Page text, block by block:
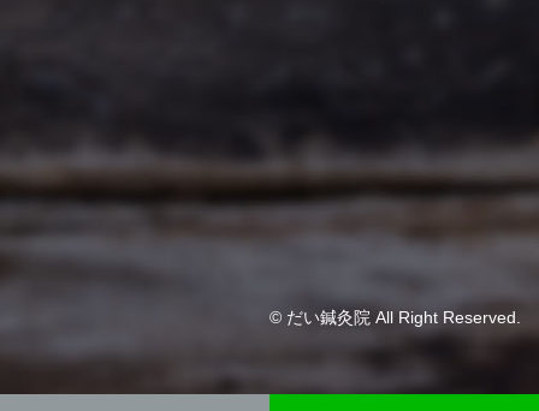
© だい鍼灸院 All Right Reserved.